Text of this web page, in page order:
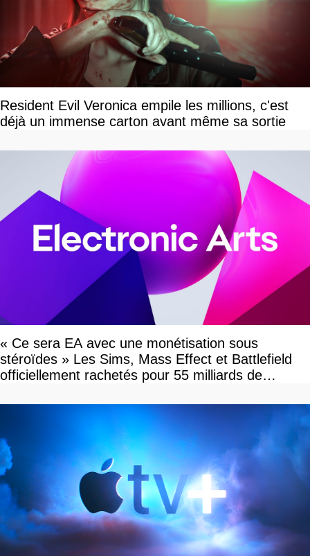
Resident Evil Veronica empile les millions, c'est
déjà un immense carton avant même sa sortie
« Ce sera EA avec une monétisation sous
stéroïdes » Les Sims, Mass Effect et Battlefield
officiellement rachetés pour 55 milliards de